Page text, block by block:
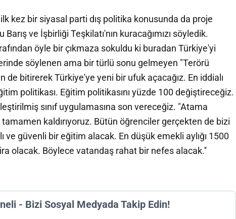
kez bir siyasal parti dış politika konusunda da proje
ve İşbirliği Teşkilatı'nın kuracağımızı söyledik.
öyle bir çıkmaza sokuldu ki buradan Türkiye'yi
söylenen ama bir türlü sonu gelmeyen "Terörü
bitirerek Türkiye'ye yeni bir ufuk açacağız. En iddialı
politikası. Eğitim politikasını yüzde 100 değiştireceğiz.
sınıf uygulamasına son vereceğiz. "Atama
kaldırıyoruz. Bütün öğrenciler gerçekten de bizi
ve güvenli bir eğitim alacak. En düşük emekli aylığı 1500
olacak. Böylece vatandaş rahat bir nefes alacak.''
- Bizi Sosyal Medyada Takip Edin!